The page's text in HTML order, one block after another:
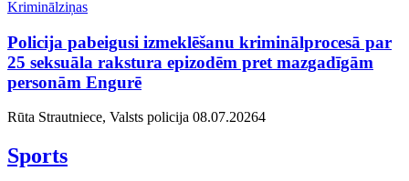
Kriminālziņas
Policija pabeigusi izmeklēšanu kriminālprocesā par
25 seksuāla rakstura epizodēm pret mazgadīgām
personām Engurē
Rūta Strautniece, Valsts policija 08.07.20264
Sports